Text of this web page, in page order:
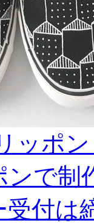
ッポ
ンで制
受付は